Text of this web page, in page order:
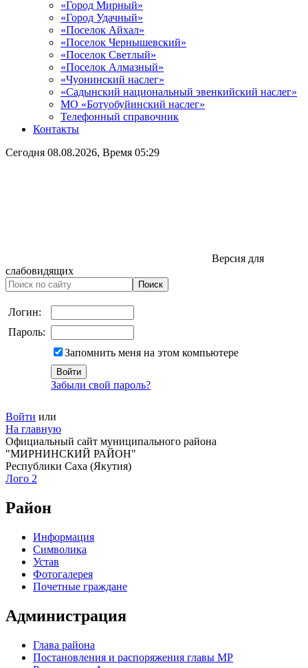
«Город Мирный»
«Город Удачный»
«Поселок Айхал»
«Поселок Чернышевский»
«Поселок Светлый»
«Поселок Алмазный»
«Чуонинский наслег»
«Садынский национальный эвенкийский наслег»
МО «Ботуобуйинский наслег»
Телефонный справочник
Контакты
Сегодня 08.08.2026, Время 05:29
Версия для
слабовидящих
Логин:
Пароль:
Запомнить меня на этом компьютере
Забыли свой пароль?
Войти или
На главную
Официальный сайт муниципального района
"МИРНИНСКИЙ РАЙОН"
Республики Саха (Якутия)
Лого 2
Район
Информация
Символика
Устав
Фотогалерея
Почетные граждане
Администрация
Глава района
Постановления и распоряжения главы МР